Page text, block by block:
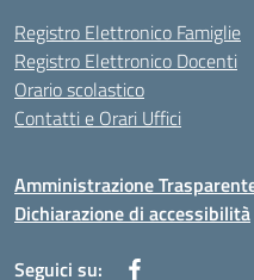
Registro Elettronico Famiglie
Registro Elettronico Docenti
Orario scolastico
Contatti e Orari Uffici
Amministrazione
Dichiarazione di accessibilità
Seguici su: